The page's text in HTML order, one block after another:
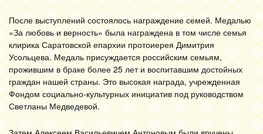
После выступлений состоялось награждение семей. Медалью
«За любовь и верность» была награждена в том числе семья
клирика Саратовской епархии протоиерея Димитрия
Усольцева. Медаль присуждается российским семьям,
прожившим в браке более 25 лет и воспитавшим достойных
граждан нашей страны. Это высокая награда, учрежденная
Фондом социально-культурных инициатив под руководством
Светланы Медведевой.